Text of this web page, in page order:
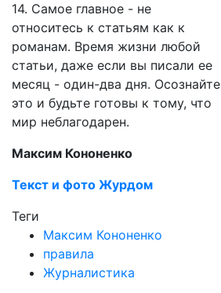
14. Самое главное - не
относитесь к статьям как к
романам. Время жизни любой
статьи, даже если вы писали ее
месяц - один-два дня. Осознайте
это и будьте готовы к тому, что
мир неблагодарен.
Максим Кононенко
Текст и фото Журдом
Теги
Максим Кононенко
правила
Журналистика